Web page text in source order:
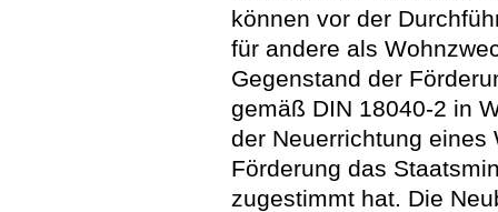
können vor der
für andere als
Gegenstand der
gemäß DIN 18040-2 in
der Neuerrichtung
Förderung das
zugestimmt hat. Die